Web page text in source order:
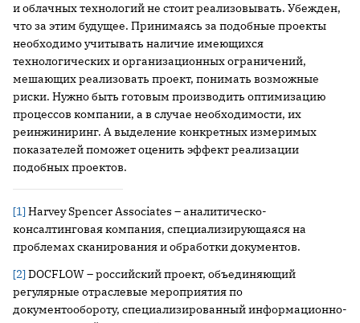
и облачных технологий не стоит реализовывать. Убежден,
что за этим будущее. Принимаясь за подобные проекты
необходимо учитывать наличие имеющихся
технологических и организационных ограничений,
мешающих реализовать проект, понимать возможные
риски. Нужно быть готовым производить оптимизацию
процессов компании, а в случае необходимости, их
реинжиниринг. А выделение конкретных измеримых
показателей поможет оценить эффект реализации
подобных проектов.
[1]Harvey Spencer Associates – аналитическо-
консалтинговая компания, специализирующаяся на
проблемах сканирования и обработки документов.
[2]DOCFLOW – российский проект, объединяющий
регулярные отраслевые мероприятия по
документообороту, специализированный информационно-